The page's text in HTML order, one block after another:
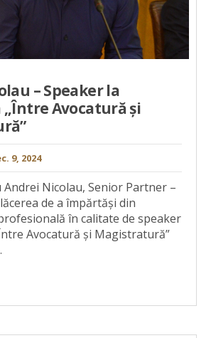
– Speaker la
Avocatură și
9, 2024
Nicolau, Senior Partner –
de a împărtăși din
în calitate de speaker
Avocatură și Magistratură”